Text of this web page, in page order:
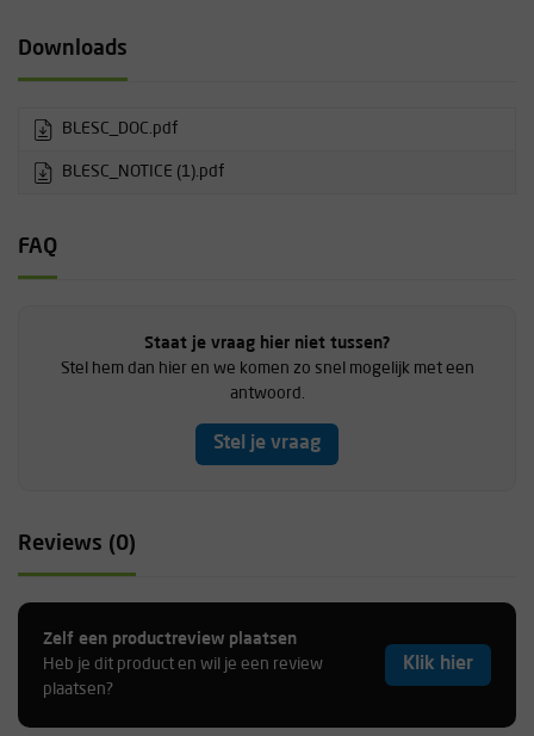
Door herhaaldelijk aan het touw te trekken zal de Beal Escaper
Downloads
BLESC_DOC.pdf
BLESC_NOTICE (1).pdf
FAQ
Staat je vraag hier niet tussen?
Stel hem dan hier en we komen zo snel mogelijk met een
antwoord.
Stel je vraag
Reviews (0)
Zelf een productreview plaatsen
Heb je dit product en wil je een review
plaatsen?
Klik hier